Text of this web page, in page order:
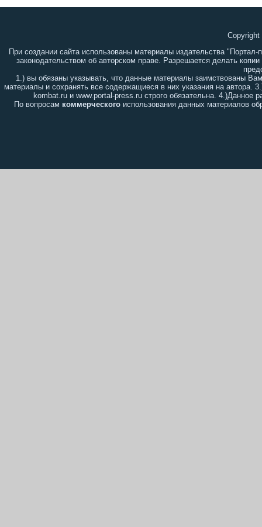
Copyright
При создании сайта использованы материалы издательства
законодательством об авторском праве. Разрешается делать
1.) вы обязаны указывать, что данные материалы заимствованы
материалы и сохранять все содержащиеся в них указания на автора.
kombat.ru и www.portal-press.ru строго обязательна. 4.)Данное
По вопросам коммерческогоиспользования данных материалов